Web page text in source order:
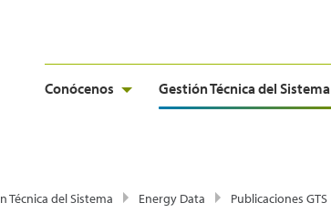
Conócenos Gestión Técnica del Sistema
Técnica del Sistema Energy Data Publicaciones GTS